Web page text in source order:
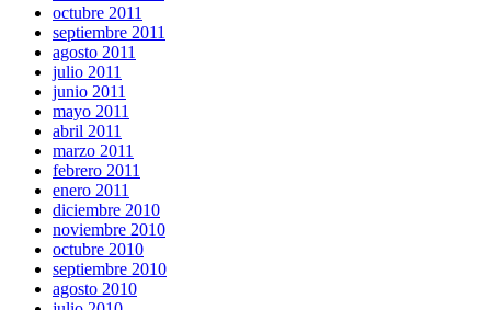
octubre 2011
septiembre 2011
agosto 2011
julio 2011
junio 2011
mayo 2011
abril 2011
marzo 2011
febrero 2011
enero 2011
diciembre 2010
noviembre 2010
octubre 2010
septiembre 2010
agosto 2010